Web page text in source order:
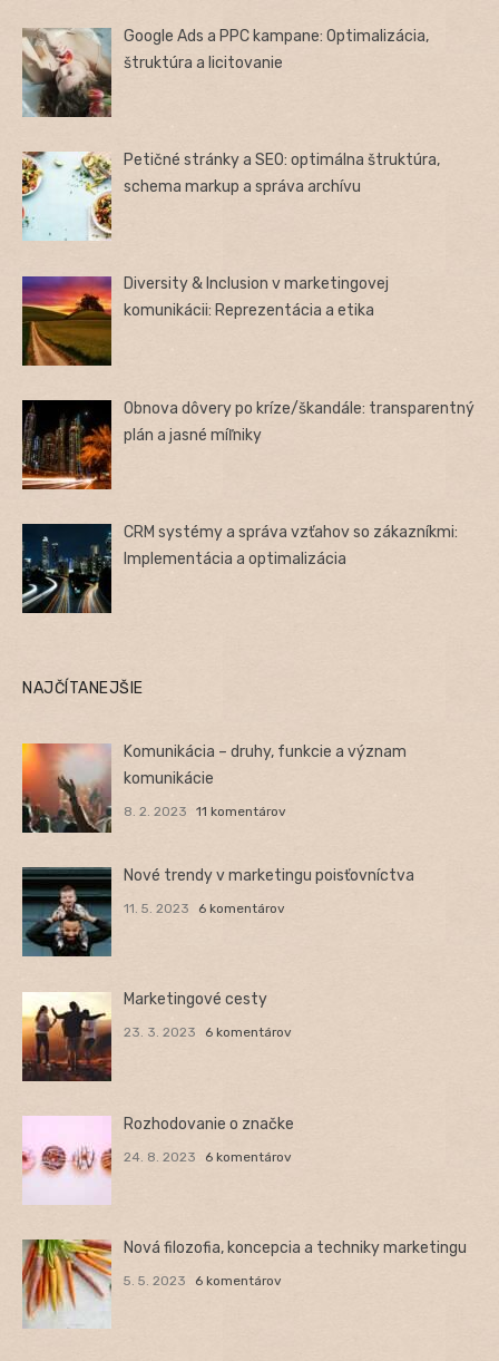
Google Ads a PPC kampane: Optimalizácia,
štruktúra a licitovanie
Petičné stránky a SEO: optimálna štruktúra,
schema markup a správa archívu
Diversity & Inclusion v marketingovej
komunikácii: Reprezentácia a etika
Obnova dôvery po kríze/škandále: transparentný
plán a jasné míľniky
CRM systémy a správa vzťahov so zákazníkmi:
Implementácia a optimalizácia
NAJČÍTANEJŠIE
Komunikácia – druhy, funkcie a význam
komunikácie
8. 2. 2023 11 komentárov
Nové trendy v marketingu poisťovníctva
11. 5. 2023 6 komentárov
Marketingové cesty
23. 3. 2023 6 komentárov
Rozhodovanie o značke
24. 8. 2023 6 komentárov
Nová filozofia, koncepcia a techniky marketingu
5. 5. 2023 6 komentárov